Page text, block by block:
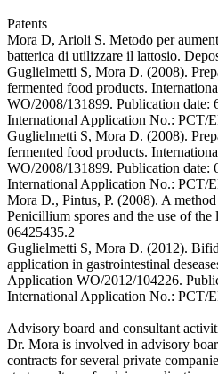
Patents
Mora D, Arioli S. Metodo per
batterica di utilizzare il lattosio.
Guglielmetti S, Mora D. (2008).
fermented food products.
WO/2008/131899. Publication date:
International Application No.: PCT/
Guglielmetti S, Mora D. (2008).
fermented food products.
WO/2008/131899. Publication date:
International Application No.: PCT/
Mora D., Pintus, P. (2008). A
Penicillium spores and the use of
06425435.2
Guglielmetti S, Mora D. (2012).
application in gastrointestinal
Application WO/2012/104226.
International Application No.: PCT/
Advisory board and consultant
Dr. Mora is involved in advisory
contracts for several private